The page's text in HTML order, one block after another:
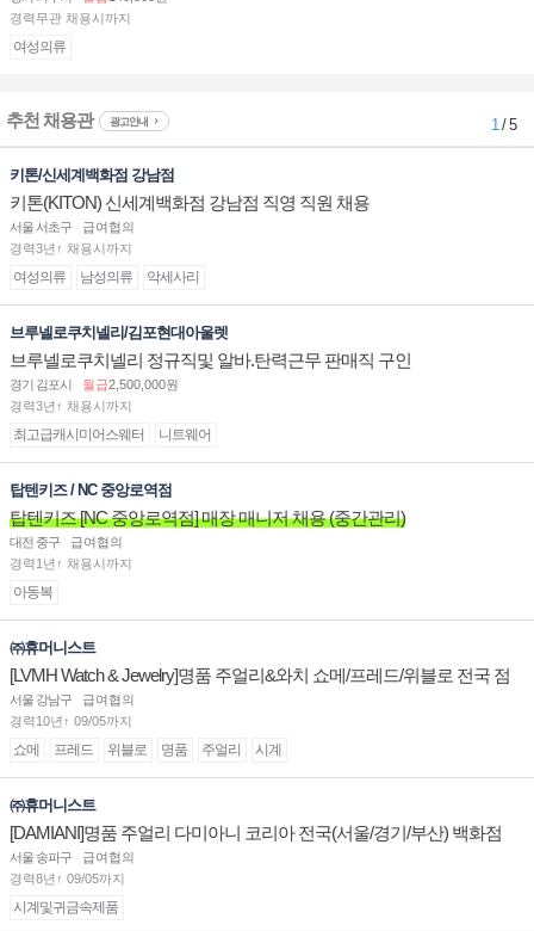
경력무관 채용시까지
여성의류
추천 채용관 광고안내 1/ 5
키톤/신세계백화점 강남점
키톤(KITON) 신세계백화점 강남점 직영 직원 채용
서울 서초구
급여협의
경력3년↑ 채용시까지
여성의류 남성의류 악세사리
브루넬로쿠치넬리/김포현대아울렛
브루넬로쿠치넬리 정규직및 알바.탄력근무 판매직 구인
경기 김포시 월급2,500,000원
경력3년↑ 채용시까지
최고급캐시미어스웨터 니트웨어
탑텐키즈 / NC 중앙로역점
탑텐키즈 [NC 중앙로역점] 매장 매니저 채용 (중간관리)
대전 중구
급여협의
경력1년↑ 채용시까지
아동복
㈜휴머니스트
[LVMH Watch & Jewelry]명품 주얼리&와치 쇼메/프레드/위블로 전국 점
장/부점장/판매사원 채용
서울 강남구
급여협의
경력10년↑ 09/05까지
쇼메 프레드 위블로 명품 주얼리 시계
㈜휴머니스트
[DAMIANI]명품 주얼리 다미아니 코리아 전국(서울/경기/부산) 백화점
부점장/판매사원 채용
서울 송파구
급여협의
경력8년↑ 09/05까지
시계및귀금속제품